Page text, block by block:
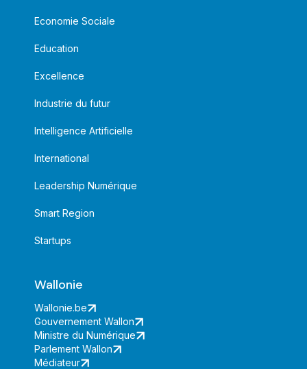
Economie Sociale
Education
Excellence
Industrie du futur
Intelligence Artificielle
International
Leadership Numérique
Smart Region
Startups
Wallonie
Wallonie.be
Gouvernement Wallon
Ministre du Numérique
Parlement Wallon
Médiateur